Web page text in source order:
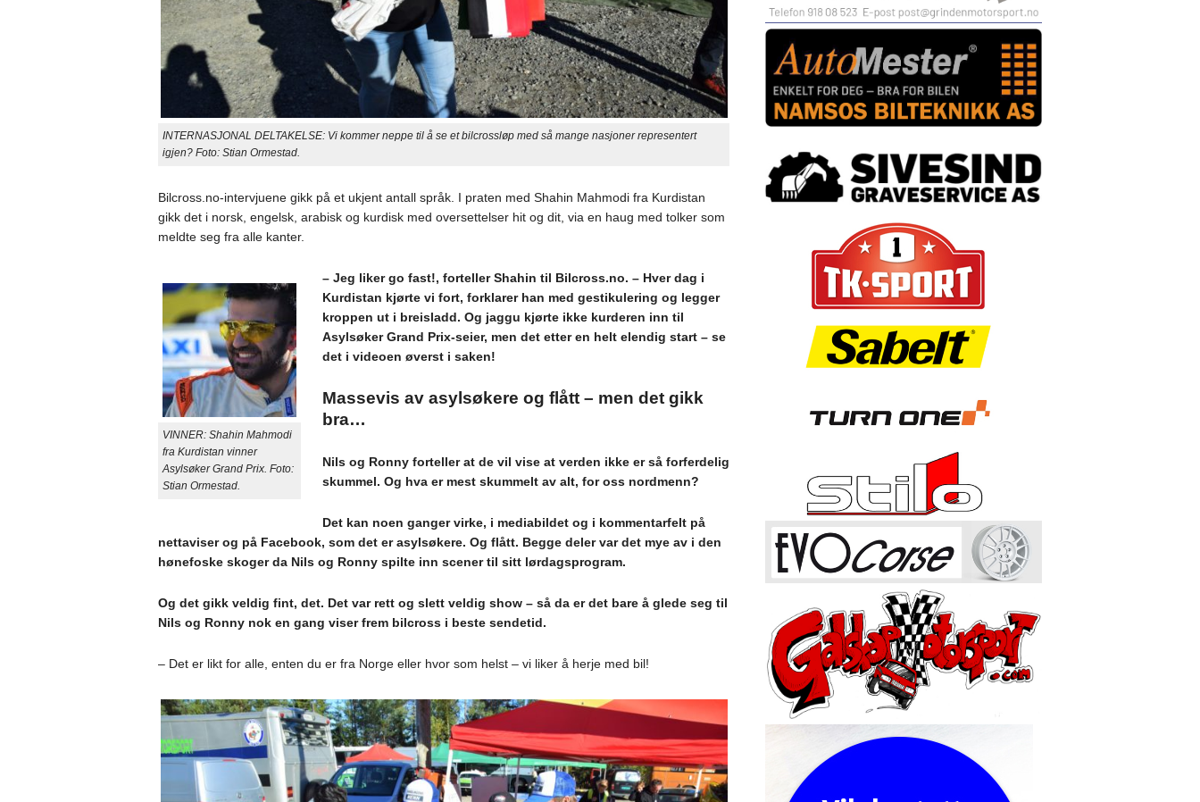
INTERNASJONAL DELTAKELSE: Vi kommer neppe til å se et bilcrossløp med så mange nasjoner representert
igjen? Foto: Stian Ormestad.
Bilcross.no-intervjuene gikk på et ukjent antall språk. I praten med Shahin Mahmodi fra Kurdistan
gikk det i norsk, engelsk, arabisk og kurdisk med oversettelser hit og dit, via en haug med tolker som
meldte seg fra alle kanter.
VINNER: Shahin Mahmodi
fra Kurdistan vinner
Asylsøker Grand Prix. Foto:
Stian Ormestad.
– Jeg liker go fast!, forteller Shahin til Bilcross.no. – Hver dag i
Kurdistan kjørte vi fort, forklarer han med gestikulering og legger
kroppen ut i breisladd. Og jaggu kjørte ikke kurderen inn til
Asylsøker Grand Prix-seier, men det etter en helt elendig start – se
det i videoen øverst i saken!
Massevis av asylsøkere og flått – men det gikk
bra…
Nils og Ronny forteller at de vil vise at verden ikke er så forferdelig
skummel. Og hva er mest skummelt av alt, for oss nordmenn?
Det kan noen ganger virke, i mediabildet og i kommentarfelt på
nettaviser og på Facebook, som det er asylsøkere. Og flått. Begge deler var det mye av i den
hønefoske skoger da Nils og Ronny spilte inn scener til sitt lørdagsprogram.
Og det gikk veldig fint, det. Det var rett og slett veldig show – så da er det bare å glede seg til
Nils og Ronny nok en gang viser frem bilcross i beste sendetid.
– Det er likt for alle, enten du er fra Norge eller hvor som helst – vi liker å herje med bil!